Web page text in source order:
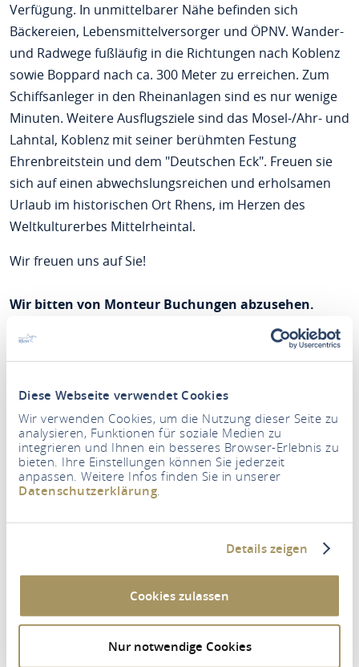
Diese Webseite verwendet Cookies
Wir verwenden Cookies, um die Nutzung dieser Seite zu
analysieren, Funktionen für soziale Medien zu
integrieren und Ihnen ein besseres Browser-Erlebnis zu
bieten. Ihre Einstellungen können Sie jederzeit
anpassen. Weitere Infos finden Sie in unserer
Datenschutzerklärung
Details zeigen
Cookies zulassen
Nur notwendige Cookies
Verfügung. In unmittelbarer Nähe befinden sich
Bäckereien, Lebensmittelversorger und ÖPNV. Wander-
und Radwege fußläufig in die Richtungen nach Koblenz
sowie Boppard nach ca. 300 Meter zu erreichen. Zum
Schiffsanleger in den Rheinanlagen sind es nur wenige
Minuten. Weitere Ausflugsziele sind das Mosel-/Ahr- und
Lahntal, Koblenz mit seiner berühmten Festung
Ehrenbreitstein und dem "Deutschen Eck". Freuen sie
sich auf einen abwechslungsreichen und erholsamen
Urlaub im historischen Ort Rhens, im Herzen des
Weltkulturerbes Mittelrheintal.
Wir freuen uns auf Sie!
Wir bitten von Monteur Buchungen abzusehen.
2 Erwachsene
UNTERKÜNFTE SUCHEN